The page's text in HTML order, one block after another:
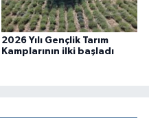
2026 Yılı Gençlik Tarım
Kamplarının ilki başladı